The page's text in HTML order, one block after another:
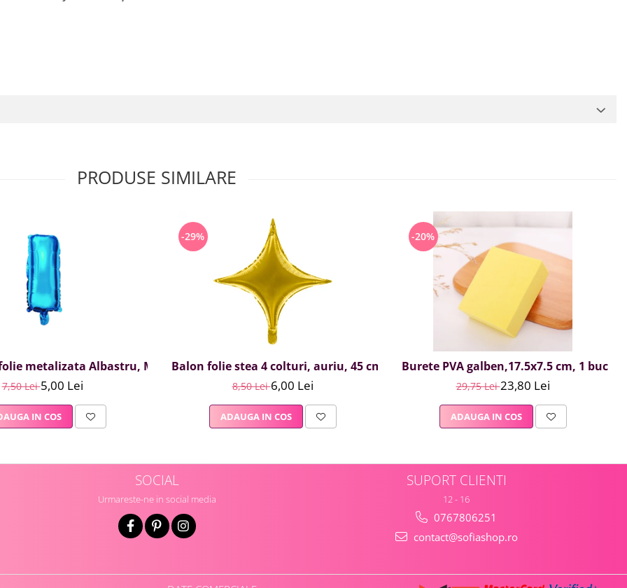
PRODUSE SIMILARE
metalizata Albastru, Mirific Party, Litera I, 40 cm
7,50 Lei5,00 Lei
IN COS
-29%
Balon folie stea 4 colturi, auriu, 45 cm
8,50 Lei6,00 Lei
ADAUGA IN COS
-20%
Burete PVA galben,17.5x7.5 cm, 1 buc
29,75 Lei23,80 Lei
ADAUGA IN COS
SOCIAL
Urmareste-ne in social media
SUPORT CLIENTI
12 - 16
0767806251
contact@sofiashop.ro